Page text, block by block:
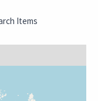
Items